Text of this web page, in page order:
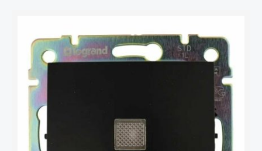
Legrand
выключатель
подсветкой
(1/10/100)